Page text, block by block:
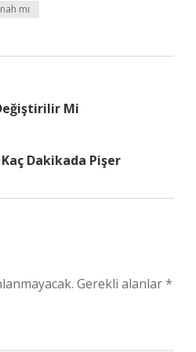
mı
Mi
Dakikada Pişer
Gerekli alanlar*